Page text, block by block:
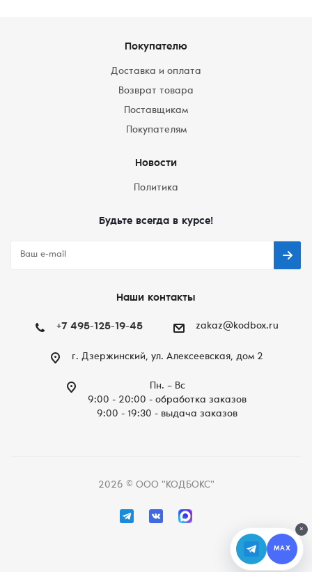
Покупателю
Доставка и оплата
Возврат товара
Поставщикам
Покупателям
Новости
Политика
Будьте всегда в курсе!
Наши контакты
+7 495-125-19-45 zakaz@kodbox.ru
г. Дзержинский, ул. Алексеевская, дом 2
Пн. – Вc
9:00 - 20:00 - обработка заказов
9:00 - 19:30 - выдача заказов
2026 © ООО "КОДБОКС"
×
MAX